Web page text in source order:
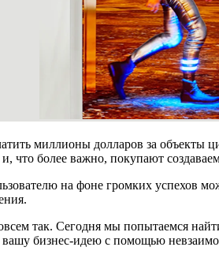
миллионы долларов за объекты
что более важно, покупают
на фоне громких успехов
так. Сегодня мы попытаемся
вашу бизнес-идею с помощью